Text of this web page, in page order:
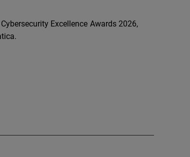
Excellence Awards 2026,